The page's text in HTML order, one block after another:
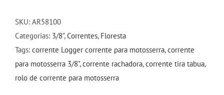
3/8″
1,5mm
Semiquadrado
quantidade
SKU: AR58100
Categorias: 3/8",Correntes, Floresta
Tags: corrente Logger corrente para motosserra,corrente
para motosserra 3/8",corrente rachadora,corrente tira tabua,
rolo de corrente para motosserra